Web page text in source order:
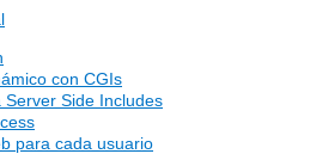
con CGIs
Server Side Includes
para cada usuario